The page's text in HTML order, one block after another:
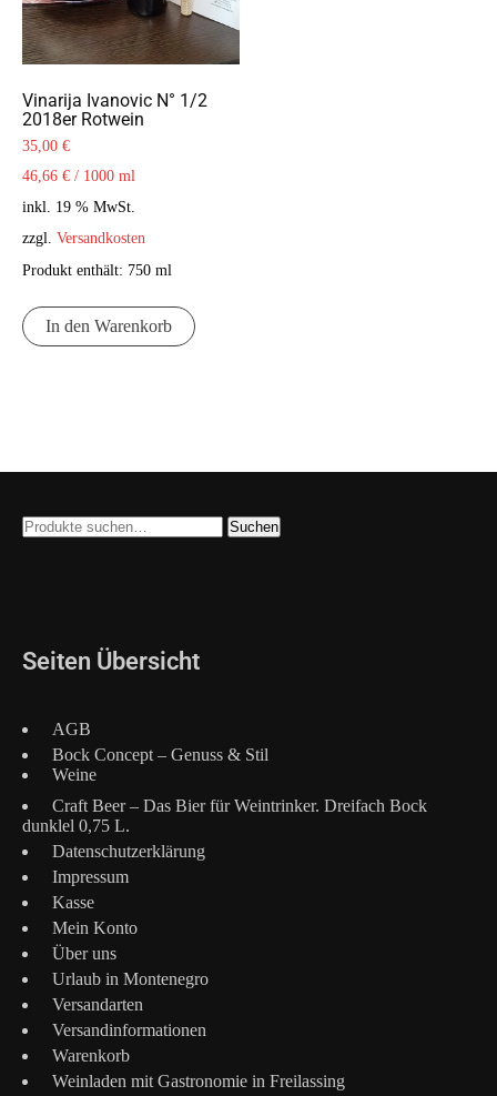
Vinarija Ivanovic N° 1/2
2018er Rotwein
35,00 €
46,66 € / 1000 ml
inkl. 19 % MwSt.
zzgl. Versandkosten
Produkt enthält: 750 ml
In den Warenkorb
Suche
Suchen
Seiten Übersicht
AGB
Bock Concept – Genuss & Stil
Weine
Craft Beer – Das Bier für Weintrinker. Dreifach Bock
dunklel 0,75 L.
Datenschutzerklärung
Impressum
Kasse
Mein Konto
Über uns
Urlaub in Montenegro
Versandarten
Versandinformationen
Warenkorb
Weinladen mit Gastronomie in Freilassing